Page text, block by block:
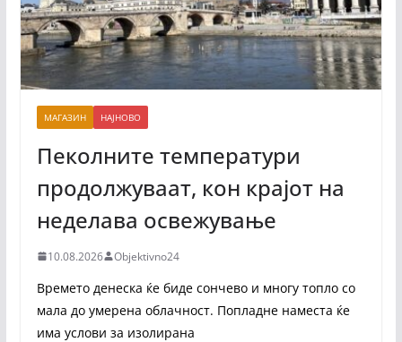
МАГАЗИН НАЈНОВО
Пеколните температури
продолжуваат, кон крајот на
неделава освежување
10.08.2026 Objektivno24
Времето денеска ќе биде сончево и многу топло со
мала до умерена облачност. Попладне наместа ќе
има услови за изолирана